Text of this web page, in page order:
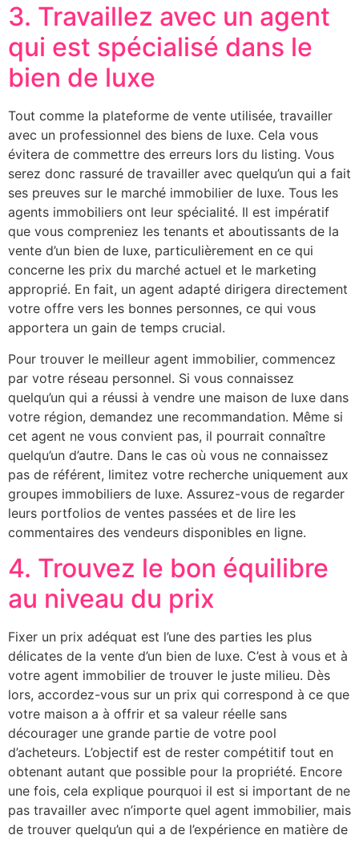
3. Travaillez avec un agent
qui est spécialisé dans le
bien de luxe
Tout comme la plateforme de vente utilisée, travailler
avec un professionnel des biens de luxe. Cela vous
évitera de commettre des erreurs lors du listing. Vous
serez donc rassuré de travailler avec quelqu’un qui a fait
ses preuves sur le marché immobilier de luxe. Tous les
agents immobiliers ont leur spécialité. Il est impératif
que vous compreniez les tenants et aboutissants de la
vente d’un bien de luxe, particulièrement en ce qui
concerne les prix du marché actuel et le marketing
approprié. En fait, un agent adapté dirigera directement
votre offre vers les bonnes personnes, ce qui vous
apportera un gain de temps crucial.
Pour trouver le meilleur agent immobilier, commencez
par votre réseau personnel. Si vous connaissez
quelqu’un qui a réussi à vendre une maison de luxe dans
votre région, demandez une recommandation. Même si
cet agent ne vous convient pas, il pourrait connaître
quelqu’un d’autre. Dans le cas où vous ne connaissez
pas de référent, limitez votre recherche uniquement aux
groupes immobiliers de luxe. Assurez-vous de regarder
leurs portfolios de ventes passées et de lire les
commentaires des vendeurs disponibles en ligne.
4. Trouvez le bon équilibre
au niveau du prix
Fixer un prix adéquat est l’une des parties les plus
délicates de la vente d’un bien de luxe. C’est à vous et à
votre agent immobilier de trouver le juste milieu. Dès
lors, accordez-vous sur un prix qui correspond à ce que
votre maison a à offrir et sa valeur réelle sans
décourager une grande partie de votre pool
d’acheteurs. L’objectif est de rester compétitif tout en
obtenant autant que possible pour la propriété. Encore
une fois, cela explique pourquoi il est si important de ne
pas travailler avec n’importe quel agent immobilier, mais
de trouver quelqu’un qui a de l’expérience en matière de